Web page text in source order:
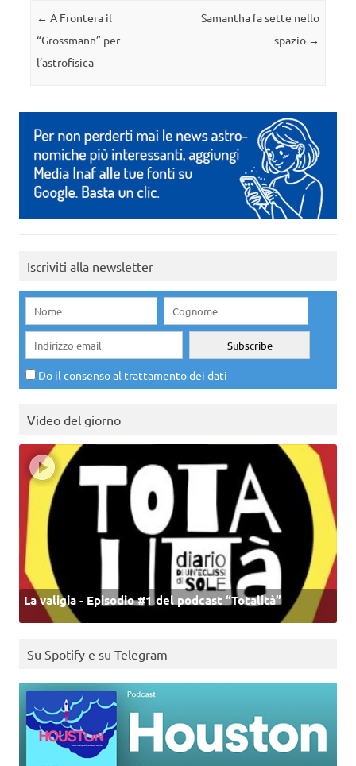
Navigazione articolo
← A Frontera il
“Grossmann” per
l’astrofisica
Samantha fa sette nello
spazio →
Iscriviti alla newsletter
Do il consenso al trattamento dei dati
Video del giorno
La valigia - Episodio #1 del podcast “Totalità”
Su Spotify e su Telegram